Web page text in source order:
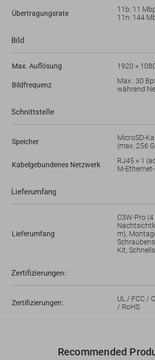
Übertragungsrate
11b: 11
11n: 144
Bild
Max. Auflösung 1920 ×
Bildfrequenz
Max.: 30
während
Schnittstelle
Speicher
MicroSD-
(max. 256
Kabelgebundenes Netzwerk
RJ45 × 1
M-
Lieferumfang
Lieferumfang
C3W-Pro
m),
Kit,
Zertifizierungen:
Zertifizierungen:
UL / FCC /
/ RoHS
Recommended